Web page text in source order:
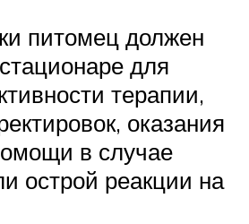
питомец должен
для
терапии,
оказания
в случае
острой реакции на